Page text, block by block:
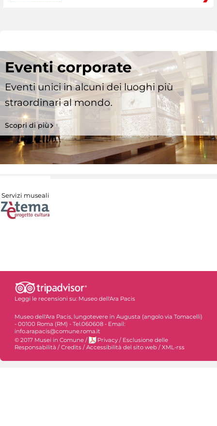
Eventi corporate
Eventi unici in alcuni dei luoghi più
straordinari al mondo.
Scopri di più
Servizi museali
Leggi le recensioni su: Museo dell'Ara Pacis
Museo dell'Ara Pacis, lungotevere in Augusta (angolo via Tomacelli)
- 00100 Roma (RM) - Tel.060608 - Email:
info.arapacis@comune.roma.it
© 2017 Musei in Comune / Privacy / Esclusione delle
Responsabilità / Credits / Accessibilità del sito web / XML-rss